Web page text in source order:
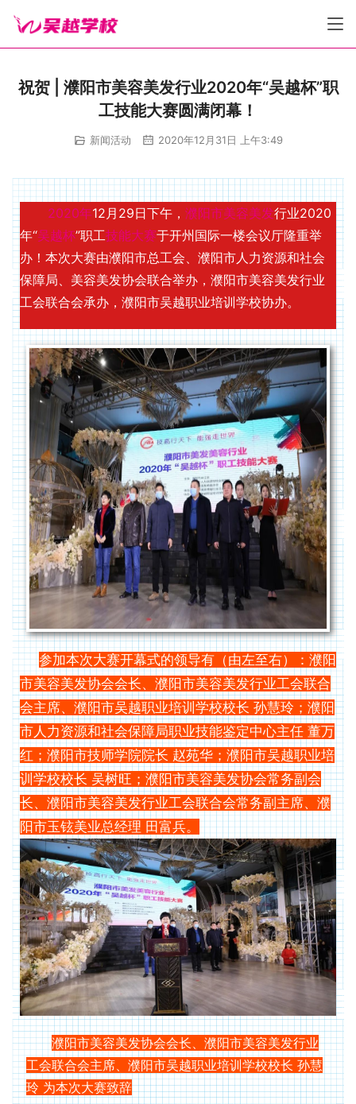
祝贺 | 濮阳市美容美发行业2020年“吴越杯”职
工技能大赛圆满闭幕！
新闻活动 2020年12月31日 上午3:49
2020年12月29日下午， 濮阳市美容美发行业2020
年“吴越杯”职工技能大赛于开州国际一楼会议厅隆重举
办！本次大赛由濮阳市总工会、濮阳市人力资源和社会
保障局、美容美发协会联合举办，濮阳市美容美发行业
工会联合会承办，濮阳市吴越职业培训学校协办。
参加本次大赛开幕式的领导有（由左至右）： 濮阳
市美容美发协会会长、濮阳市美容美发行业工会联合
会主席、濮阳市吴越职业培训学校校长 孙慧玲； 濮阳
市人力资源和社会保障局职业技能鉴定中心主任 董万
红 ；濮阳市技师学院院长 赵苑华；濮阳市吴越职业培
训学校校长 吴树旺；濮阳市美容美发协会常务副会
长、濮阳市美容美发行业工会联合会常务副主席、濮
阳市玉铉美业总经理 田富兵。
濮阳市美容美发协会会长、濮阳市美容美发行业
工会联合会主席、濮阳市吴越职业培训学校校长 孙慧
玲 为本次大赛致辞